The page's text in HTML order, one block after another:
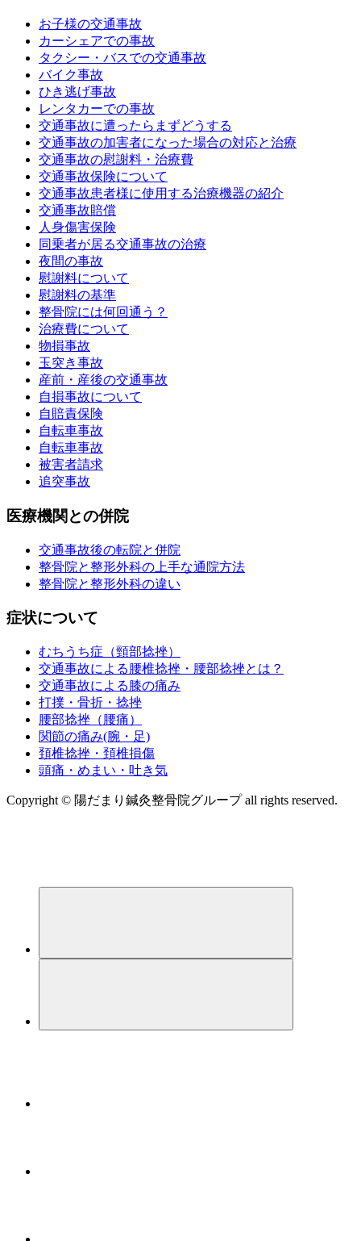
お子様の交通事故
カーシェアでの事故
タクシー・バスでの交通事故
バイク事故
ひき逃げ事故
レンタカーでの事故
交通事故に遭ったらまずどうする
交通事故の加害者になった場合の対応と治療
交通事故の慰謝料・治療費
交通事故保険について
交通事故患者様に使用する治療機器の紹介
交通事故賠償
人身傷害保険
同乗者が居る交通事故の治療
夜間の事故
慰謝料について
慰謝料の基準
整骨院には何回通う？
治療費について
物損事故
玉突き事故
産前・産後の交通事故
自損事故について
自賠責保険
自転車事故
自転車事故
被害者請求
追突事故
医療機関との併院
交通事故後の転院と併院
整骨院と整形外科の上手な通院方法
整骨院と整形外科の違い
症状について
むちうち症（頸部捻挫）
交通事故による腰椎捻挫・腰部捻挫とは？
交通事故による膝の痛み
打撲・骨折・捻挫
腰部捻挫（腰痛）
関節の痛み(腕・足)
頚椎捻挫・頚椎損傷
頭痛・めまい・吐き気
Copyright © 陽だまり鍼灸整骨院グループ all rights reserved.